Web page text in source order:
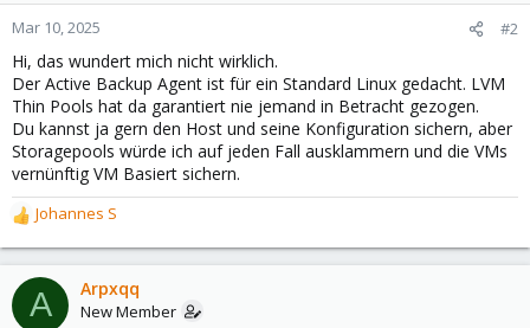
Mar 10, 2025 #2
Hi, das wundert mich nicht wirklich.
Der Active Backup Agent ist für ein Standard Linux gedacht. LVM
Thin Pools hat da garantiert nie jemand in Betracht gezogen.
Du kannst ja gern den Host und seine Konfiguration sichern, aber
Storagepools würde ich auf jeden Fall ausklammern und die VMs
vernünftig VM Basiert sichern.
R
e
a
c
t
Johannes S
A Arpxqq
New Member